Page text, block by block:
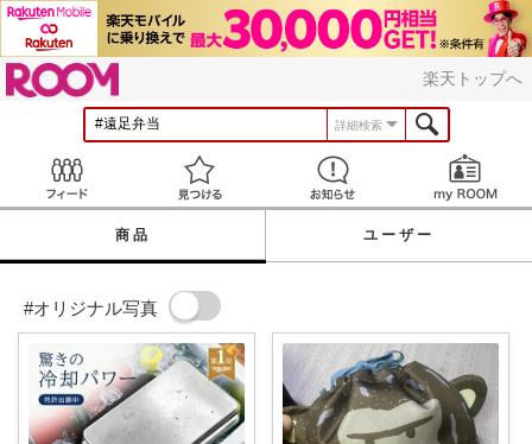
楽天トップへ
詳細検索
見つける お知らせ
商品 ユーザー
#オリジナル写真